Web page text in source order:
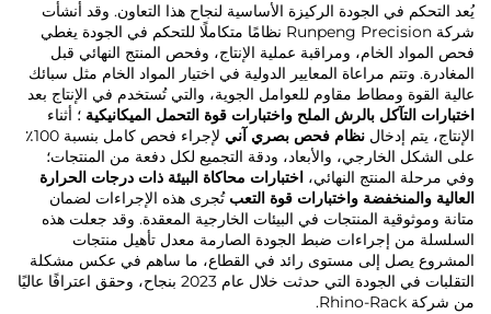
يُعد التحكم في الجودة الركيزة الأساسية لنجاح هذا التعاون. وقد أنشأت
شركة Runpeng Precision نظامًا متكاملًا للتحكم في الجودة يغطي
فحص المواد الخام، ومراقبة عملية الإنتاج، وفحص المنتج النهائي قبل
المغادرة. وتتم مراعاة المعايير الدولية في اختيار المواد الخام مثل سبائك
عالية القوة ومطاط مقاوم للعوامل الجوية، والتي تُستخدم في الإنتاج بعد
اختبارات التآكل بالرش الملح واختبارات قوة التحمل الميكانيكية؛ أثناء
الإنتاج، يتم إدخالنظام فحص بصري آني
لإجراء فحص كامل بنسبة 100٪
على الشكل الخارجي، والأبعاد، ودقة التجميع لكل دفعة من المنتجات؛
وفي مرحلة المنتج النهائي، اختبارات محاكاة البيئة ذات درجات الحرارة
العالية والمنخفضة واختبارات قوة التعبتُجرى هذه الإجراءات لضمان
متانة وموثوقية المنتجات في البيئات الخارجية المعقدة. وقد جعلت هذه
السلسلة من إجراءات ضبط الجودة الصارمة معدل تأهيل منتجات
المشروع يصل إلى مستوى رائد في القطاع، ما ساهم في عكس مشكلة
التقلبات في الجودة التي حدثت خلال عام 2023 بنجاح، وحقق اعترافًا عاليًا
من شركة Rhino-Rack.